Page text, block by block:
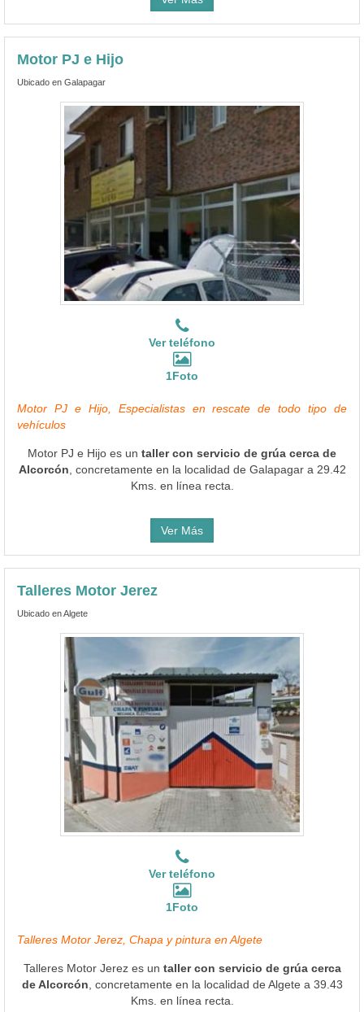
Motor PJ e Hijo
Ubicado en Galapagar
Ver teléfono
1Foto
Motor PJ e Hijo, Especialistas en rescate de todo tipo de
vehículos
Motor PJ e Hijo es un taller con servicio de grúa cerca de
Alcorcón , concretamente en la localidad de Galapagar a 29.42
Kms. en línea recta.
Ver Más
Talleres Motor Jerez
Ubicado en Algete
Ver teléfono
1Foto
Talleres Motor Jerez, Chapa y pintura en Algete
Talleres Motor Jerez es un taller con servicio de grúa cerca
de Alcorcón , concretamente en la localidad de Algete a 39.43
Kms. en línea recta.